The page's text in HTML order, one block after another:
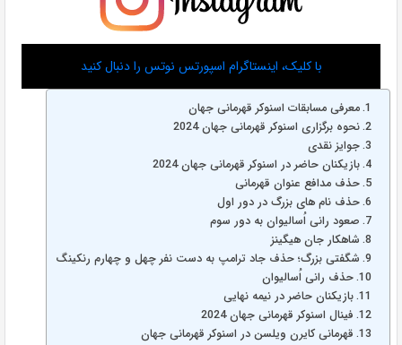
با کلیک، اینستاگرام اسپورتس نوتس را دنبال کنید
معرفی مسابقات اسنوکر قهرمانی جهان
نحوه برگزاری اسنوکر قهرمانی جهان 2024
جوایز نقدی
بازیکنان حاضر در اسنوکر قهرمانی جهان 2024
حذف مدافع عنوان قهرمانی
حذف نام های بزرگ در دور اول
صعود رانی اُسالیوان به دور سوم
شاهکار جان هیگینز
شگفتی بزرگ؛ حذف جاد ترامپ به دست نفر چهل و چهارم رنکینگ
حذف رانی اُسالیوان
بازیکنان حاضر در نیمه نهایی
فینال اسنوکر قهرمانی جهان 2024
قهرمانی کایرن ویلسن در اسنوکر قهرمانی جهان